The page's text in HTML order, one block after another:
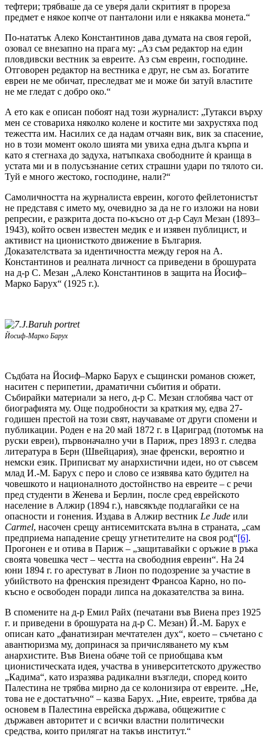
тефтери; трябваше да се уверя дали скритият в прореза
предмет е някое копче от панталони или е някаква монета.“
По-нататък Алеко Константинов дава думата на своя герой,
озовал се внезапно на прага му: „Аз съм редактор на един
пловдивски вестник за евреите. Аз съм евреин, господине.
Отговорен редактор на вестника е друг, не съм аз. Богатите
евреи не ме обичат, преследват ме и може би затуй властите
не ме гледат с добро око.“
А ето как е описан побоят над този журналист: „Тутакси върху
мен се стовариха няколко колене и костите ми захрустяха под
тежестта им. Насилих се да надам отчаян вик, вик за спасение,
но в този момент около шията ми увиха една дълга кърпа и
като я стегнаха до задуха, натъпкаха свободните ѝ краища в
устата ми и в полусъзнание сетих страшни удари по тялото си.
Туй е много жестоко, господине, нали?“
Самоличността на журналиста евреин, когото фейлетонистът
не представя с името му, очевидно за да не го изложи на нови
репресии, е разкрита доста по-късно от д-р Саул Мезан (1893–
1943), който освен известен медик е и изявен публицист, и
активист на ционисткото движение в България.
Доказателствата за идентичността между героя на А.
Константинов и реалната личност са приведени в брошурата
на д-р С. Мезан „Алеко Константинов в защита на Йосиф–
Марко Барух“ (1925 г.).
Йосиф-Марко Барух
Съдбата на Йосиф–Марко Барух е същински романов сюжет,
наситен с перипетии, драматични събития и обрати.
Събирайки материали за него, д-р С. Мезан сглобява част от
биографията му. Още подробности за краткия му, едва 27-
годишен престой на този свят, научаваме от други спомени и
публикации. Роден е на 20 май 1872 г. в Цариград (потомък на
руски евреи), първоначално учи в Париж, през 1893 г. следва
литература в Берн (Швейцария), знае френски, вероятно и
немски език. Приписват му анархистични идеи, но от съвсем
млад И.-М. Барух с перо и слово се изявява като будител на
човешкото и националното достойнство на евреите – с речи
пред студенти в Женева и Берлин, после сред еврейското
население в Алжир (1894 г.), навсякъде подлагайки се на
опасности и гонения. Издава в Алжир вестник Le Jude или
Carmel, насочен срещу антисемитската вълна в страната, „сам
предприема нападение срещу угнетителите на своя род“[6].
Прогонен е и отива в Париж – „защитавайки с оръжие в ръка
своята човешка чест – честта на свободния евреин“. На 24
юни 1894 г. го арестуват в Лион по подозрение за участие в
убийството на френския президент Франсоа Карно, но по-
късно е освободен поради липса на доказателства за вина.
В спомените на д-р Емил Райх (печатани във Виена през 1925
г. и приведени в брошурата на д-р С. Мезан) Й.-М. Барух е
описан като „фанатизиран мечтателен дух“, което – съчетано с
авантюризма му, допринася за причисляването му към
анархистите. Във Виена обаче той се приобщава към
ционистическата идея, участва в университетското дружество
„Кадима“, като изразява радикални възгледи, според които
Палестина не трябва мирно да се колонизира от евреите. „Не,
това не е достатъчно“ – казва Барух. „Ние, евреите, трябва да
основем в Палестина еврейска държава, общежитие с
държавен авторитет и с всички властни политически
средства, които прилягат на такъв институт.“